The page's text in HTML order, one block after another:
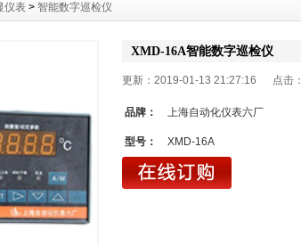
仪表 > 智能数字巡检仪
XMD-16A智能数字巡检仪
更新：2019-01-13 21:27:16 点击：
品牌： 上海自动化仪表六厂
型号： XMD-16A